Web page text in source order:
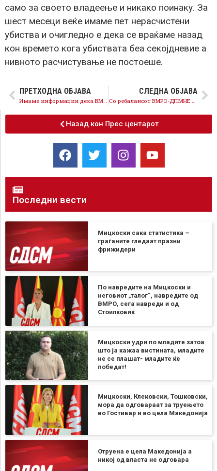
само за своето владеење и никако поинаку. За
шест месеци веќе имаме пет нерасчистени
убиства и очигледно е дека се враќаме назад
кон времето кога убиствата беа секојдневие а
нивното расчистување не постоеше.
ПРЕТХОДНА ОБЈАВА СЛЕДНА ОБЈАВА
Назад кон Прес центарот
Последни вести
Мицкоски сака статистика –
граѓаните гледаат празни
фрижидери
По навредите на Мицкоски и
неговиот „талог“, навредите од
ВМРО, сега навреди и од
Стоилковиќ
Мицкоски удри по младите затоа
што ја кажаа вистината, младите
не се плашат- младите ќе
победат!
Мицкоски, Клековски, Тошковски,
мора да одговараат за труењето
во Гостивар и во цела Македонија
Отруена е цела Македонија а
никој од власта не одговара